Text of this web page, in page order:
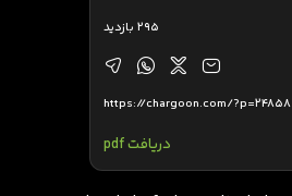
295 بازدید
https://chargoon.com/?p=24858
دریافت pdf